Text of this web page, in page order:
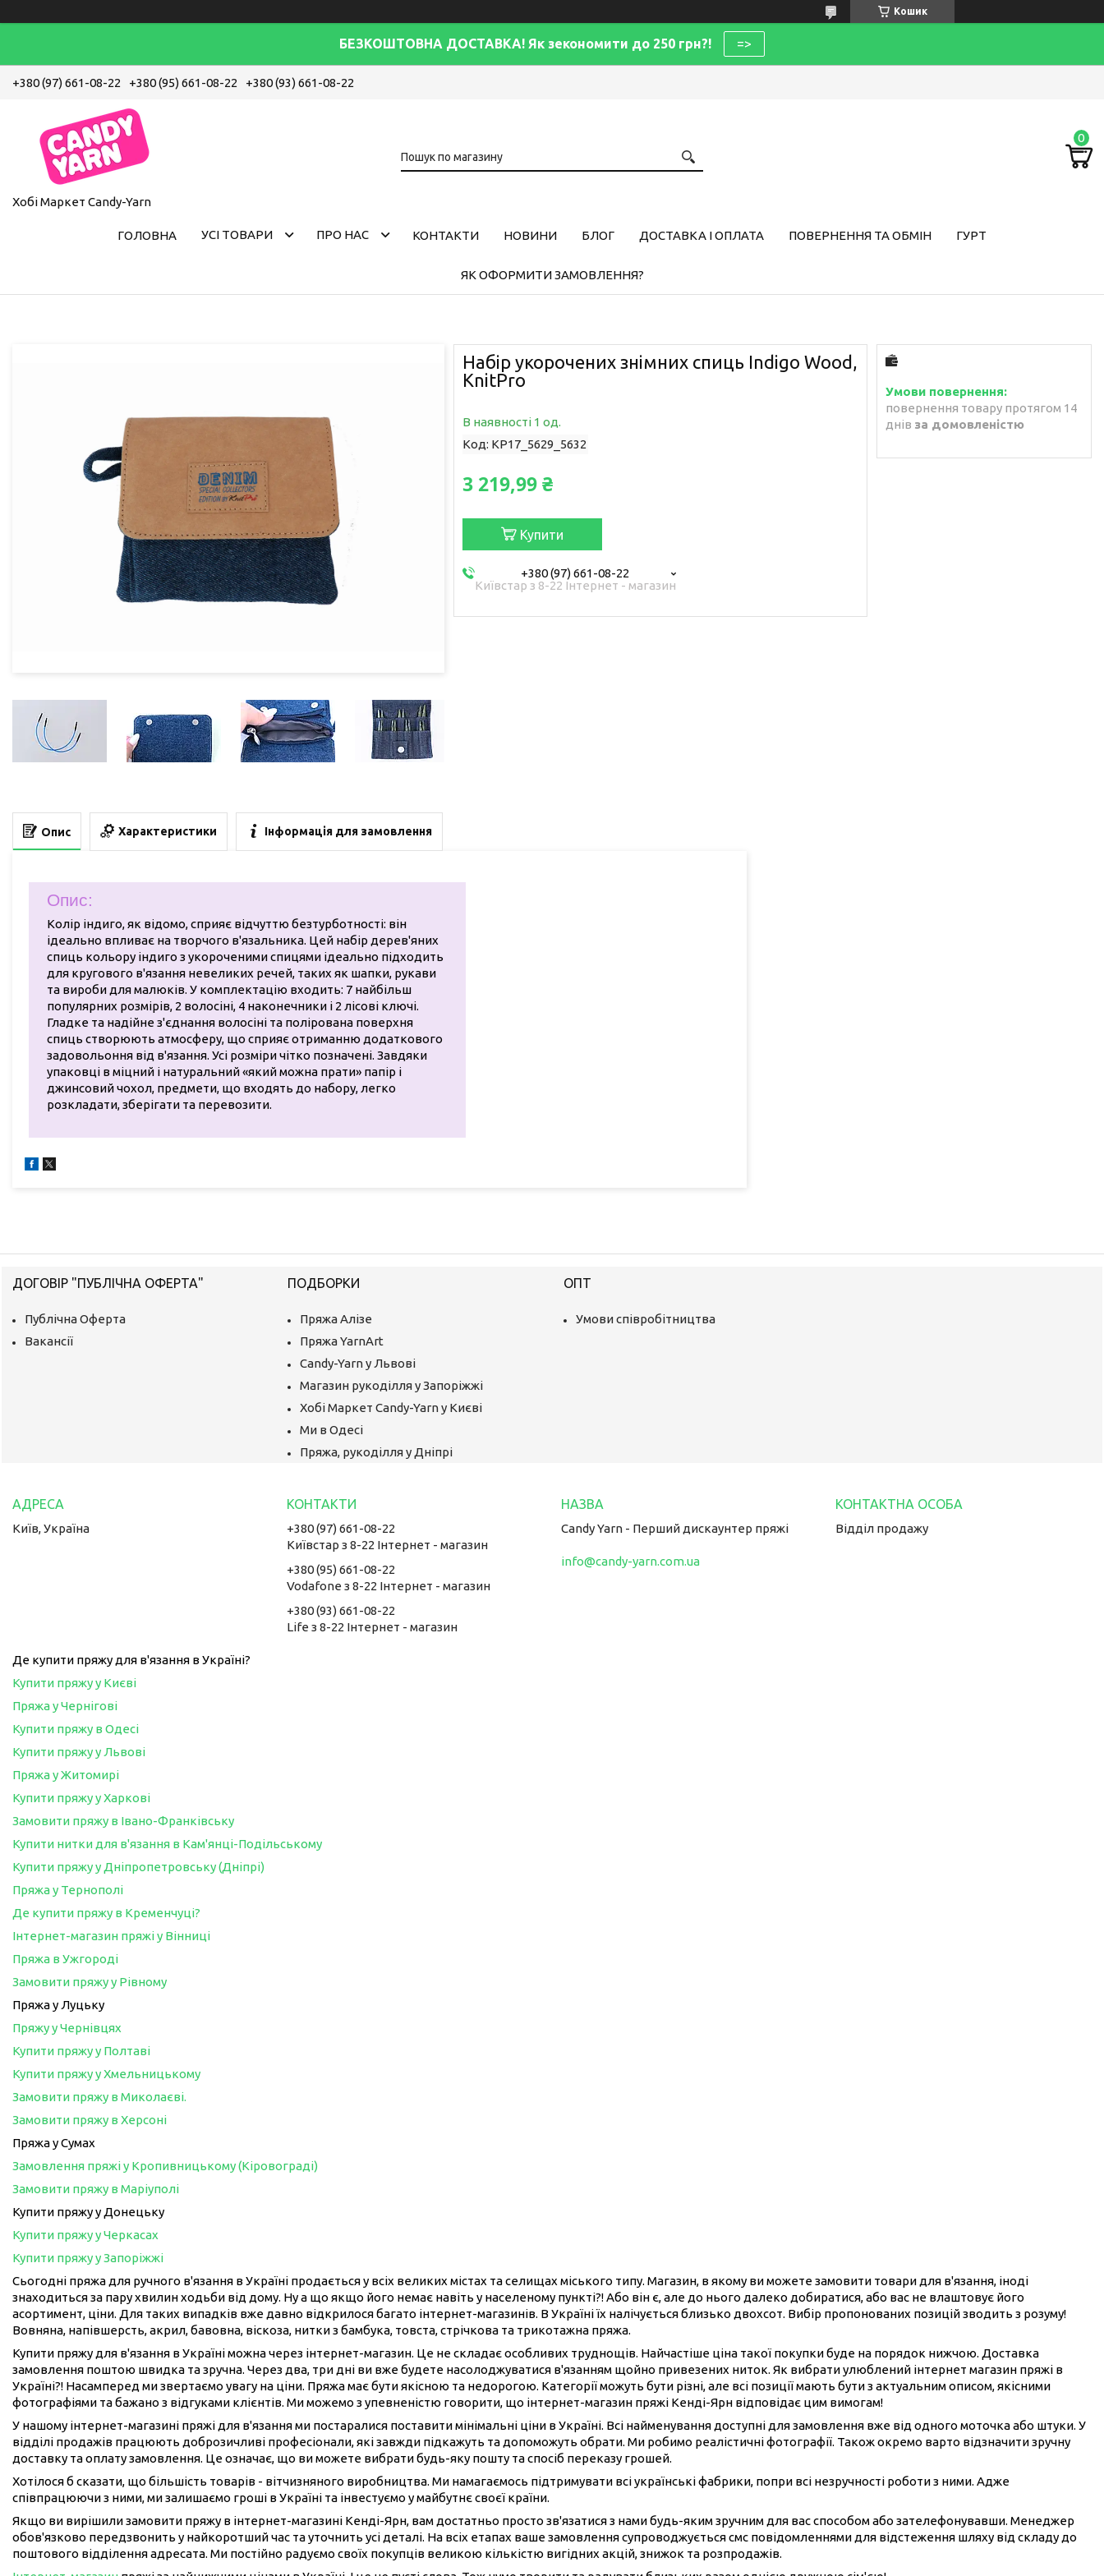
Кошик
БЕЗКОШТОВНА ДОСТАВКА! Як зекономити до 250 грн?! =>
+380 (97) 661-08-22 +380 (95) 661-08-22 +380 (93) 661-08-22
Хобі Маркет Candy-Yarn
ГОЛОВНА УСІ ТОВАРИ ПРО НАС КОНТАКТИ НОВИНИ БЛОГ ДОСТАВКА І ОПЛАТА ПОВЕРНЕННЯ ТА ОБМІН ГУРТ
ЯК ОФОРМИТИ ЗАМОВЛЕННЯ?
Набір укорочених знімних спиць Indigo Wood,
KnitPro
В наявності 1 од.
Код: KP17_5629_5632
3 219,99 ₴
Купити
+380 (97) 661-08-22
Київстар з 8-22 Інтернет - магазин
повернення товару протягом 14
днів за домовленістю
Опис Характеристики Інформація для замовлення
Опис:
Колір індиго, як відомо, сприяє відчуттю безтурботності: він
ідеально впливає на творчого в'язальника. Цей набір дерев'яних
спиць кольору індиго з укороченими спицями ідеально підходить
для кругового в'язання невеликих речей, таких як шапки, рукави
та вироби для малюків. У комплектацію входить: 7 найбільш
популярних розмірів, 2 волосіні, 4 наконечники і 2 лісові ключі.
Гладке та надійне з'єднання волосіні та полірована поверхня
спиць створюють атмосферу, що сприяє отриманню додаткового
задовольоння від в'язання. Усі розміри чітко позначені. Завдяки
упаковці в міцний і натуральний «який можна прати» папір і
джинсовий чохол, предмети, що входять до набору, легко
розкладати, зберігати та перевозити.
ДОГОВІР "ПУБЛІЧНА ОФЕРТА"
Публічна Оферта
Вакансії
ПОДБОРКИ
Пряжа Алізе
Пряжа YarnArt
Candy-Yarn у Львові
Магазин рукоділля у Запоріжжі
Хобі Маркет Candy-Yarn у Києві
Ми в Одесі
Пряжа, рукоділля у Дніпрі
ОПТ
Умови співробітництва
Київ, Україна
+380 (97) 661-08-22
Київстар з 8-22 Інтернет - магазин
+380 (95) 661-08-22
Vodafone з 8-22 Інтернет - магазин
+380 (93) 661-08-22
Life з 8-22 Інтернет - магазин
Candy Yarn - Перший дискаунтер пряжі
info@candy-yarn.com.ua
Відділ продажу
Де купити пряжу для в'язання в Україні?
Купити пряжу у Києві
Пряжа у Чернігові
Купити пряжу в Одесі
Купити пряжу у Львові
Пряжа у Житомирі
Купити пряжу у Харкові
Замовити пряжу в Івано-Франківську
Купити нитки для в'язання в Кам'янці-Подільському
Купити пряжу у Дніпропетровську (Дніпрі)
Пряжа у Тернополі
Де купити пряжу в Кременчуці?
Інтернет-магазин пряжі у Вінниці
Пряжа в Ужгороді
Замовити пряжу у Рівному
Пряжа у Луцьку
Пряжу у Чернівцях
Купити пряжу у Полтаві
Купити пряжу у Хмельницькому
Замовити пряжу в Миколаєві.
Замовити пряжу в Херсоні
Пряжа у Сумах
Замовлення пряжі у Кропивницькому (Кіровограді)
Замовити пряжу в Маріуполі
Купити пряжу у Донецьку
Купити пряжу у Черкасах
Купити пряжу у Запоріжжі
Сьогодні пряжа для ручного в'язання в Україні продається у всіх великих містах та селищах міського типу. Магазин, в якому ви можете замовити товари для в'язання, іноді
знаходиться за пару хвилин ходьби від дому. Ну а що якщо його немає навіть у населеному пункті?! Або він є, але до нього далеко добиратися, або вас не влаштовує його
асортимент, ціни. Для таких випадків вже давно відкрилося багато інтернет-магазинів. В Україні їх налічується близько двохсот. Вибір пропонованих позицій зводить з розуму!
Вовняна, напівшерсть, акрил, бавовна, віскоза, нитки з бамбука, товста, стрічкова та трикотажна пряжа.
Купити пряжу для в'язання в Україні можна через інтернет-магазин. Це не складає особливих труднощів. Найчастіше ціна такої покупки буде на порядок нижчою. Доставка
замовлення поштою швидка та зручна. Через два, три дні ви вже будете насолоджуватися в'язанням щойно привезених ниток. Як вибрати улюблений інтернет магазин пряжі в
Україні?! Насамперед ми звертаємо увагу на ціни. Пряжа має бути якісною та недорогою. Категорії можуть бути різні, але всі позиції мають бути з актуальним описом, якісними
фотографіями та бажано з відгуками клієнтів. Ми можемо з упевненістю говорити, що інтернет-магазин пряжі Кенді-Ярн відповідає цим вимогам!
У нашому інтернет-магазині пряжі для в'язання ми постаралися поставити мінімальні ціни в Україні. Всі найменування доступні для замовлення вже від одного моточка або штуки. У
відділі продажів працюють доброзичливі професіонали, які завжди підкажуть та допоможуть обрати. Ми робимо реалістичні фотографії. Також окремо варто відзначити зручну
доставку та оплату замовлення. Це означає, що ви можете вибрати будь-яку пошту та спосіб переказу грошей.
Хотілося б сказати, що більшість товарів - вітчизняного виробництва. Ми намагаємось підтримувати всі українські фабрики, попри всі незручності роботи з ними. Адже
співпрацюючи з ними, ми залишаємо гроші в Україні та інвестуємо у майбутнє своєї країни.
Якщо ви вирішили замовити пряжу в інтернет-магазині Кенді-Ярн, вам достатньо просто зв'язатися з нами будь-яким зручним для вас способом або зателефонувавши. Менеджер
обов'язково передзвонить у найкоротший час та уточнить усі деталі. На всіх етапах ваше замовлення супроводжується смс повідомленнями для відстеження шляху від складу до
поштового відділення адресата. Ми постійно радуємо своїх покупців великою кількістю вигідних акцій, знижок та розпродажів.